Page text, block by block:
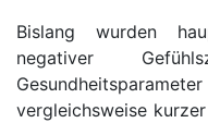
Bislang wurden
negativer
vergleichsweise